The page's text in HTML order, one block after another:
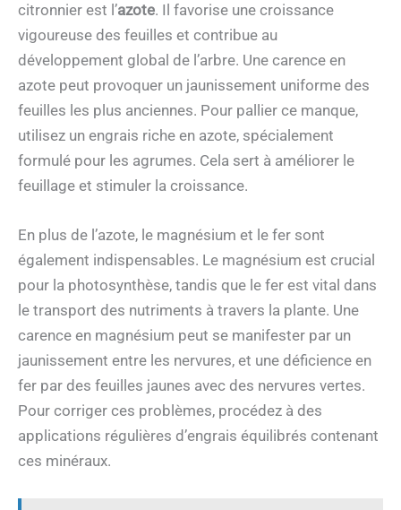
citronnier est l’azote. Il favorise une croissance
vigoureuse des feuilles et contribue au
développement global de l’arbre. Une carence en
azote peut provoquer un jaunissement uniforme des
feuilles les plus anciennes. Pour pallier ce manque,
utilisez un engrais riche en azote, spécialement
formulé pour les agrumes. Cela sert à améliorer le
feuillage et stimuler la croissance.
En plus de l’azote, le magnésium et le fer sont
également indispensables. Le magnésium est crucial
pour la photosynthèse, tandis que le fer est vital dans
le transport des nutriments à travers la plante. Une
carence en magnésium peut se manifester par un
jaunissement entre les nervures, et une déficience en
fer par des feuilles jaunes avec des nervures vertes.
Pour corriger ces problèmes, procédez à des
applications régulières d’engrais équilibrés contenant
ces minéraux.